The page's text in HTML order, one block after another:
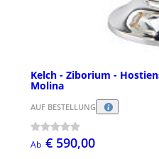
Kelch - Ziborium -
Molina
AUF BESTELLUNG
Ab € 590,00